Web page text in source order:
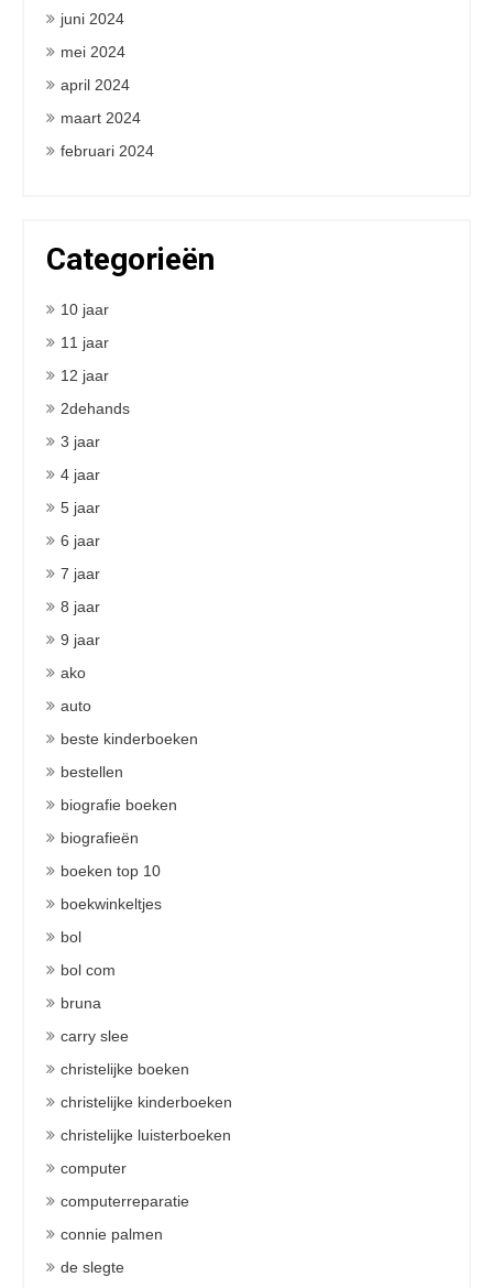
juni 2024
mei 2024
april 2024
maart 2024
februari 2024
Categorieën
10 jaar
11 jaar
12 jaar
2dehands
3 jaar
4 jaar
5 jaar
6 jaar
7 jaar
8 jaar
9 jaar
ako
auto
beste kinderboeken
bestellen
biografie boeken
biografieën
boeken top 10
boekwinkeltjes
bol
bol com
bruna
carry slee
christelijke boeken
christelijke kinderboeken
christelijke luisterboeken
computer
computerreparatie
connie palmen
de slegte